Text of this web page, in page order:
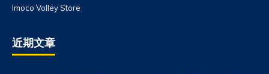
Imoco Volley Store
近期文章